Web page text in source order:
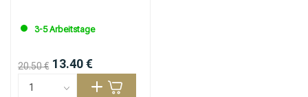
3-5 Arbeitstage
20.50 € 13.40 €